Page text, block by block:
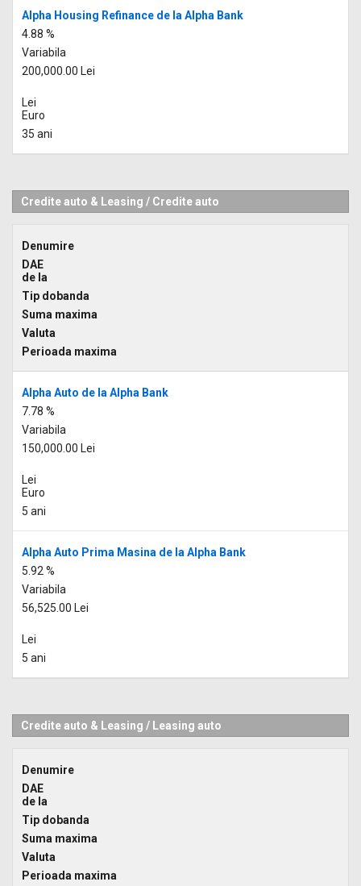
Alpha Housing Refinance de la Alpha Bank
4.88 %
Variabila
200,000.00 Lei
Lei
Euro
35 ani
Credite auto & Leasing / Credite auto
Denumire
DAE
de la
Tip dobanda
Suma maxima
Valuta
Perioada maxima
Alpha Auto de la Alpha Bank
7.78 %
Variabila
150,000.00 Lei
Lei
Euro
5 ani
Alpha Auto Prima Masina de la Alpha Bank
5.92 %
Variabila
56,525.00 Lei
Lei
5 ani
Credite auto & Leasing / Leasing auto
Denumire
DAE
de la
Tip dobanda
Suma maxima
Valuta
Perioada maxima